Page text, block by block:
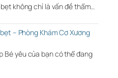
không chỉ là vấn đề thẩm…
– Phòng Khám Cơ Xương
Bé yêu của bạn có thể đang